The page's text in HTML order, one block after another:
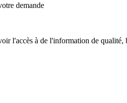
demande
l'accès à de l'information de qualité,